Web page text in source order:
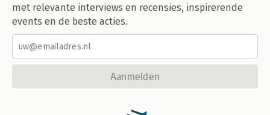
met relevante interviews en recensies, inspirerende
events en de beste acties.
Aanmelden